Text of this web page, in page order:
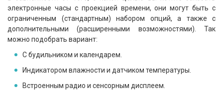
электронные часы с проекцией времени, они могут быть с
ограниченным (стандартным) набором опций, а также с
дополнительными (расширенными возможностями). Так
можно подобрать вариант:
С будильником и календарем.
Индикатором влажности и датчиком температуры.
Встроенным радио и сенсорным дисплеем.